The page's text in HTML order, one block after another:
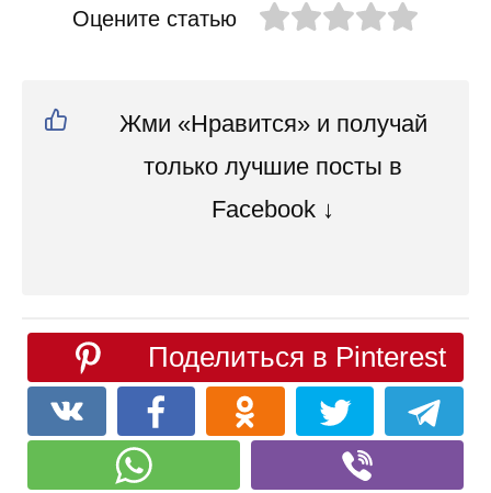
Оцените статью
Жми «Нравится» и получай
только лучшие посты в
Facebook ↓
Поделиться в Pinterest